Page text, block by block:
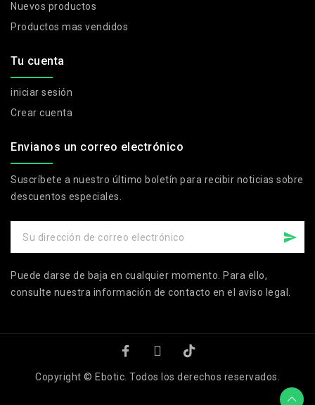
Nuevos productos
Productos mas vendidos
Tu cuenta
iniciar sesión
Crear cuenta
Envianos un correo electrónico
Suscríbete a nuestro último boletín para recibir noticias sobre
descuentos especiales.
Puede darse de baja en cualquier momento. Para ello,
consulte nuestra información de contacto en el aviso legal.
Copyright © Ebotic. Todos los derechos reservados.